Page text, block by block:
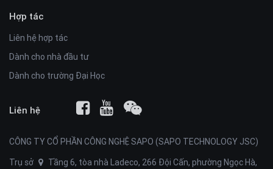
Hợp tác
Liên hệ hợp tác
Dành cho nhà đầu tư
Dành cho trường Đại Học
Liên hệ
CÔNG TY CỔ PHẦN CÔNG NGHỆ SAPO (SAPO TECHNOLOGY JSC)
Trụ sở
Tầng 6, tòa nhà Ladeco, 266 Đội Cấn, phường Ngọc Hà,